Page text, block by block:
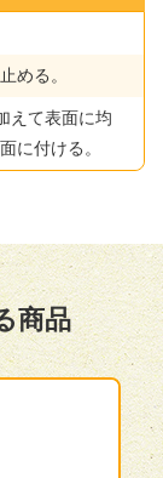
める。
えて表面に均
に付ける。
商品